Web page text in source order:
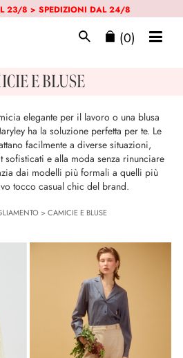
23/8 > SPEDIZIONI DAL 24/8
(0)
E BLUSE
elegante per il lavoro o una blusa
ha la soluzione perfetta per te. Le
facilmente a diverse situazioni,
sofisticati e alla moda senza rinunciare
dai modelli più formali a quelli più
tocco casual chic del brand.
>CAMICIE E BLUSE